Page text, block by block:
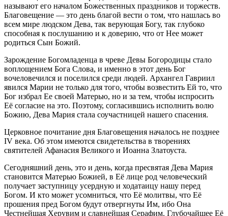
называют его началом Божественных праздников и торжеств.
Благовещение — это день благой вести о том, что нашлась во
всем мире людском Дева, так верующая Богу, так глубоко
способная к послушанию и к доверию, что от Нее может
родиться Сын Божий.
Зарождение Богомладенца в чреве Девы Богородицы стало
воплощением Бога Слова, и именно в этот день Бог
вочеловечился и поселился среди людей. Архангел Гавриил
явился Марии не только для того, чтобы возвестить Ей то, что
Бог избрал Ее своей Матерью, но и за тем, чтобы испросить
Её согласие на это. Поэтому, согласившись исполнить волю
Божию, Дева Мария стала соучастницей нашего спасения.
Церковное почитание дня Благовещения началось не позднее
IV века. Об этом имеются свидетельства в творениях
святителей Афанасия Великого и Иоанна Златоуста.
Сегодняшний день, это и день, когда пресвятая Дева Мария
становится Матерью Божией, в Её лице род человеческий
получает заступницу усердную и ходатаицу нашу перед
Богом. И кто может усомниться, что Её молитвы, что Её
прошения пред Богом будут отвергнуты Им, ибо Она
Честнейшая Херувим и славнейшая Серафим. Глубочайшее Её